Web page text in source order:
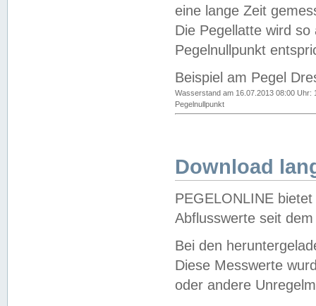
eine lange Zeit
Die Pegellatte wird
Pegelnullpunkt
Beispiel am Pegel
Wasserstand am 16.07.2013 08:00 Uhr:
Pegelnullpunkt
Download
PEGELONLINE
Abflusswerte seit
Bei den
Diese Messwerte
oder andere